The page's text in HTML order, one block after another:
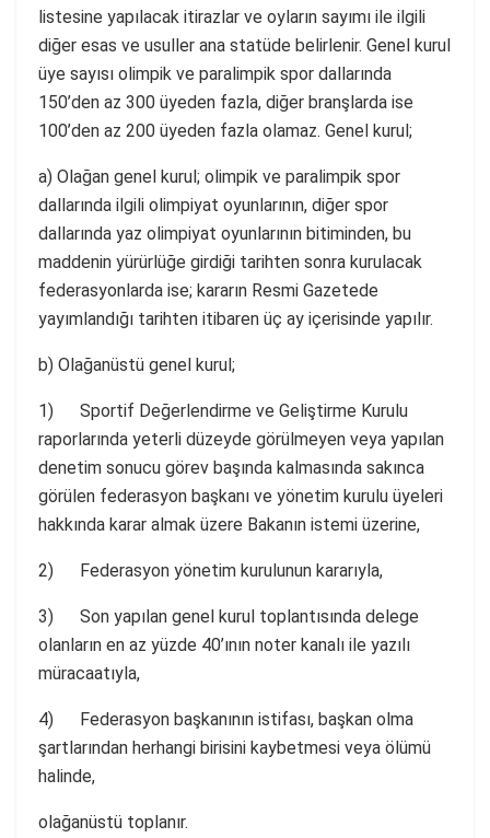
listesine yapılacak itirazlar ve oyların sayımı ile ilgili
diğer esas ve usuller ana statüde belirlenir. Genel kurul
üye sayısı olimpik ve paralimpik spor dallarında
150’den az 300 üyeden fazla, diğer branşlarda ise
100’den az 200 üyeden fazla olamaz. Genel kurul;
a) Olağan genel kurul; olimpik ve paralimpik spor
dallarında ilgili olimpiyat oyunlarının, diğer spor
dallarında yaz olimpiyat oyunlarının bitiminden, bu
maddenin yürürlüğe girdiği tarihten sonra kurulacak
federasyonlarda ise; kararın Resmi Gazetede
yayımlandığı tarihten itibaren üç ay içerisinde yapılır.
b) Olağanüstü genel kurul;
1) Sportif Değerlendirme ve Geliştirme Kurulu
raporlarında yeterli düzeyde görülmeyen veya yapılan
denetim sonucu görev başında kalmasında sakınca
görülen federasyon başkanı ve yönetim kurulu üyeleri
hakkında karar almak üzere Bakanın istemi üzerine,
2) Federasyon yönetim kurulunun kararıyla,
3) Son yapılan genel kurul toplantısında delege
olanların en az yüzde 40’ının noter kanalı ile yazılı
müracaatıyla,
4) Federasyon başkanının istifası, başkan olma
şartlarından herhangi birisini kaybetmesi veya ölümü
halinde,
olağanüstü toplanır.